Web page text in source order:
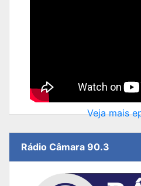
Veja mais
Rádio Câmara 90.3